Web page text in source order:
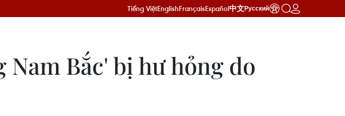
Tiếng ViệtEnglishFrançaisEspañol中文Русский
Bắc' bị hư hỏng do